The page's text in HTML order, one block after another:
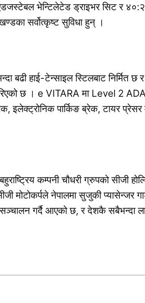
भेन्टिलेटेड ड्राइभर सिट र
सर्वोत्कृष्ट सुविधा हुन् ।
हाई-टेन्साइल स्टिलबाट निर्मित छ र
छ । e VITARA मा Level 2
इलेक्ट्रोनिक पार्किङ ब्रेक, टायर प्रेसर
कम्पनी चौधरी ग्रुपको सीजी
नेपालमा सुजुकी प्यासेन्जर
गर्दै आएको छ, र देशकै सबैभन्दा